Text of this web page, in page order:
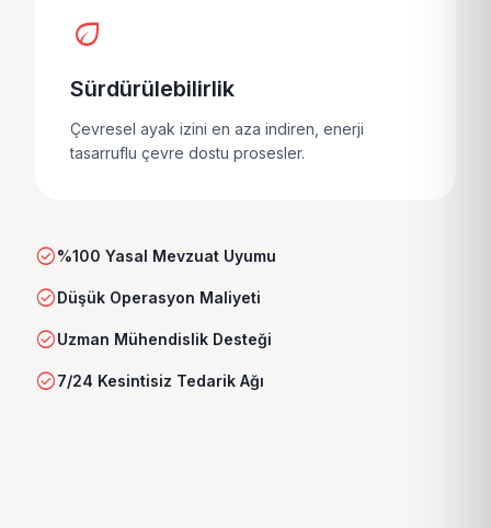
eco
Sürdürülebilirlik
Çevresel ayak izini en aza indiren, enerji
tasarruflu çevre dostu prosesler.
check_circle%100 Yasal Mevzuat Uyumu
check_circleDüşük Operasyon Maliyeti
check_circleUzman Mühendislik Desteği
check_circle7/24 Kesintisiz Tedarik Ağı